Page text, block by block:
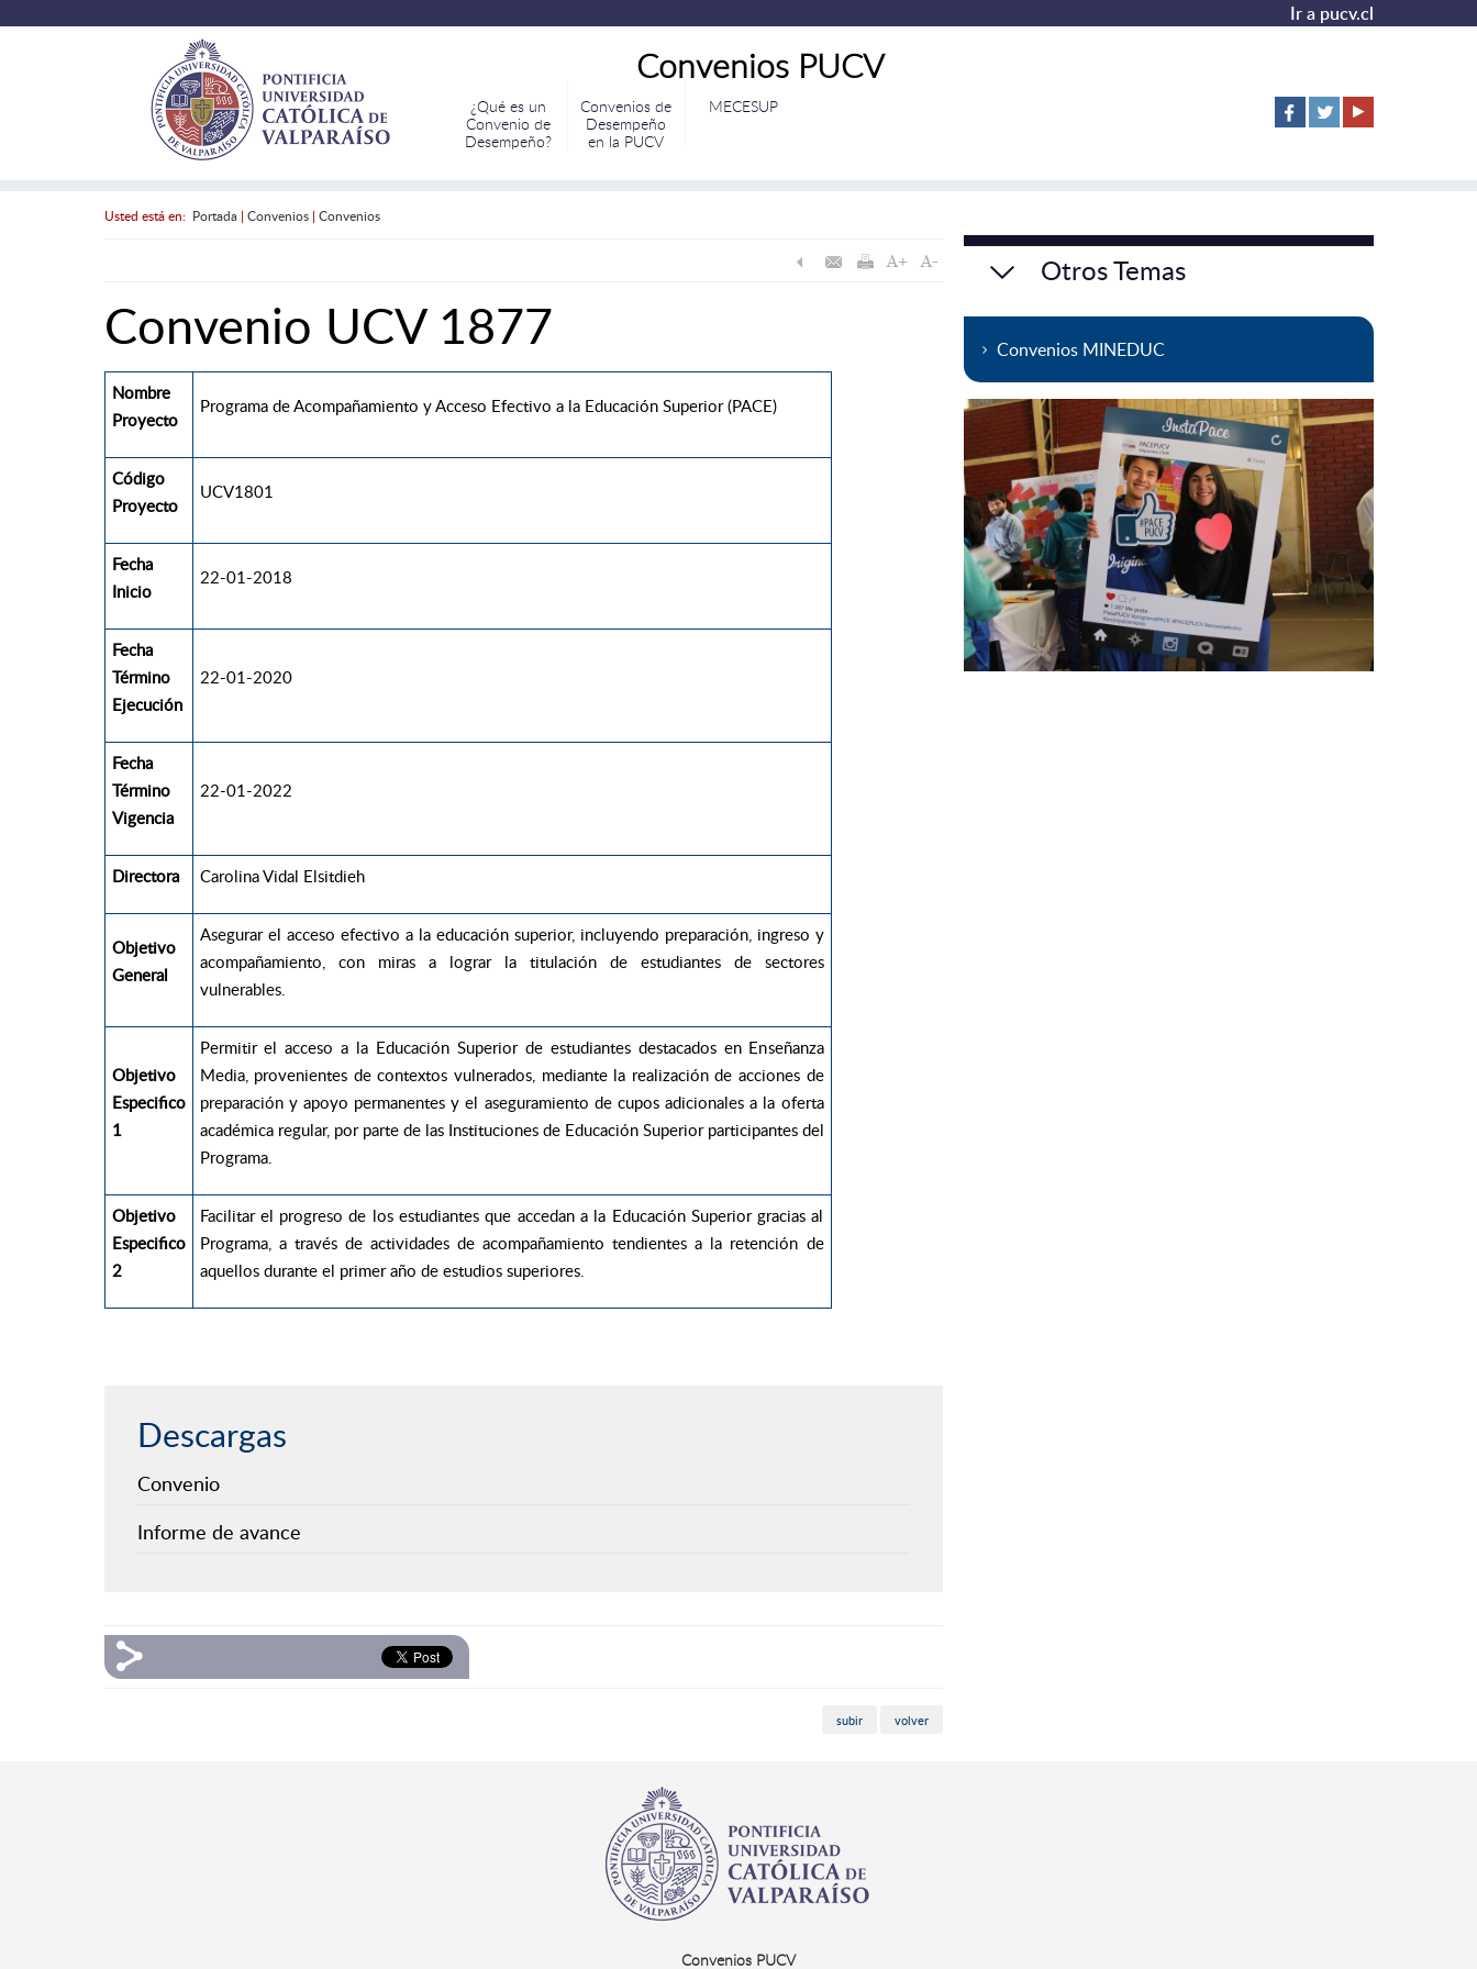
Ir a pucv.cl
Convenios PUCV
¿Qué es un
Convenio de
Desempeño?
Convenios de
Desempeño
en la PUCV
MECESUP
Usted está en: Portada| Convenios| Convenios
Convenio UCV 1877
Nombre
Proyecto
Programa de Acompañamiento y Acceso Efectivo a la Educación Superior (PACE)
Código
Proyecto
UCV1801
Fecha
Inicio
22-01-2018
Fecha
Término
Ejecución
22-01-2020
Fecha
Término
Vigencia
22-01-2022
Directora Carolina Vidal Elsitdieh
Objetivo
General
Asegurar el acceso efectivo a la educación superior, incluyendo preparación, ingreso y
acompañamiento, con miras a lograr la titulación de estudiantes de sectores
vulnerables.
Objetivo
Especifico
1
Permitir el acceso a la Educación Superior de estudiantes destacados en Enseñanza
Media, provenientes de contextos vulnerados, mediante la realización de acciones de
preparación y apoyo permanentes y el aseguramiento de cupos adicionales a la oferta
académica regular, por parte de las Instituciones de Educación Superior participantes del
Programa.
Objetivo
Especifico
2
Facilitar el progreso de los estudiantes que accedan a la Educación Superior gracias al
Programa, a través de actividades de acompañamiento tendientes a la retención de
aquellos durante el primer año de estudios superiores.
Descargas
Convenio
Informe de avance
subir volver
Otros Temas
Convenios MINEDUC
Convenios PUCV